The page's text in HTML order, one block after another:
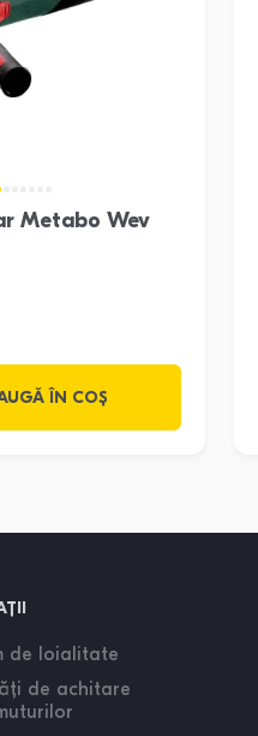
Metabo Wev
ÎN COȘ
de loialitate
de achitare